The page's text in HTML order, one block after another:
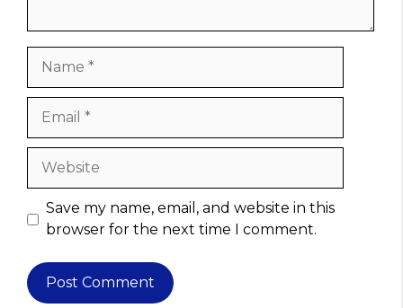
Website
Save my name, email, and website in this
browser for the next time I comment.